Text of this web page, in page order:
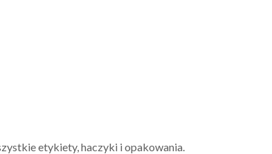
etykiety, haczyki i opakowania.